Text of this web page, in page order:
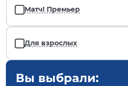
Матч! Премьер
Для взрослых
Вы выбрали: